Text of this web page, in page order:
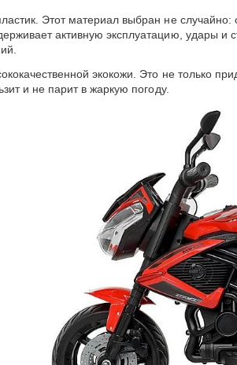
Этот материал выбран не
активную эксплуатацию, удары
экокожи. Это не только
и не парит в жаркую погоду.